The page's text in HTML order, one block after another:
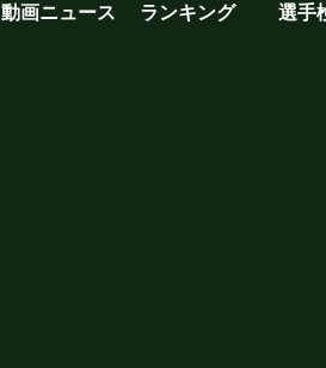
動画ニュース ランキング 選手